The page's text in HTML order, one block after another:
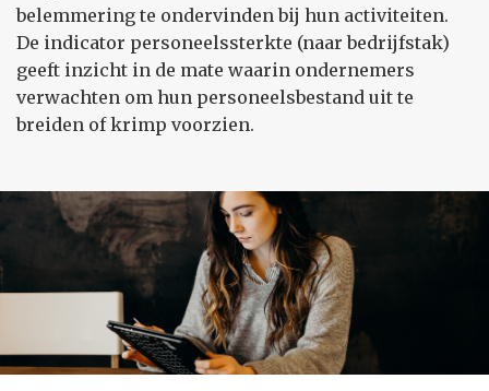
belemmering te ondervinden bij hun activiteiten.
De indicator personeelssterkte (naar bedrijfstak)
geeft inzicht in de mate waarin ondernemers
verwachten om hun personeelsbestand uit te
breiden of krimp voorzien.